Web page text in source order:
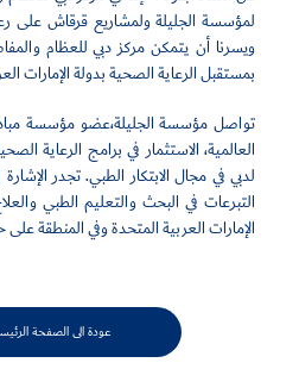
لمؤسسة الجليلة ولمشاريع قرقاش على
ويسرنا أن يتمكن مركز دبي للعظام
بمستقبل الرعاية الصحية بدولة الإمارات
تواصل مؤسسة الجليلة،عضو مؤسسة
العالمية، الاستثمار في برامج الرعاية
التبرعات في البحث والتعليم الطبي
الإمارات العربية المتحدة وفي المنطقة
عودة الى الصفحة